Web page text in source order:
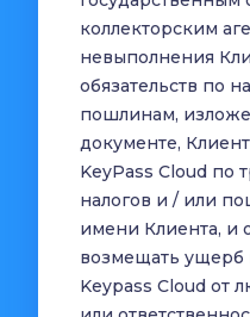
коллекторским
невыполнения
обязательств по
пошлинам,
документе,
KeyPass Cloud по
налогов и / или
имени Клиента, и
возмещать ущерб
Keypass Cloud от